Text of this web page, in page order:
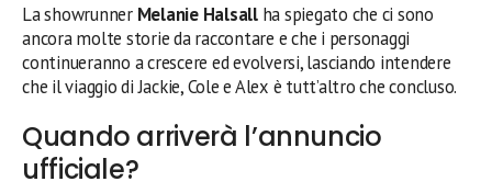
La showrunner Melanie Halsallha spiegato che ci sono
ancora molte storie da raccontare e che i personaggi
continueranno a crescere ed evolversi, lasciando intendere
che il viaggio di Jackie, Cole e Alex è tutt’altro che concluso.
Quando arriverà l’annuncio
ufficiale?